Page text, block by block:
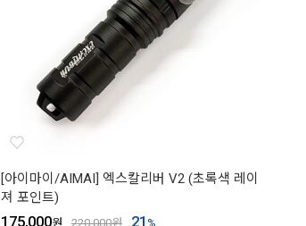
[아이마이/AIMAI] 엑스칼리버 V2 (초록색 레이
져 포인트)
175,000원 220,000원 21 %